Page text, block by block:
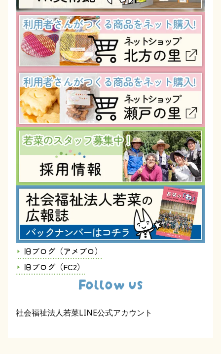
旧ブログ（アメブロ）
旧ブログ（FC2）
Follow us
社会福祉法人若菜LINE公式アカウント